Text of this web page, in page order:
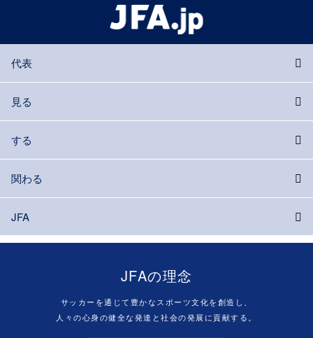
代表
見る
する
関わる
JFA
JFAの理念
サッカーを通じて豊かなスポーツ文化を創造し、
人々の心身の健全な発達と社会の発展に貢献する。